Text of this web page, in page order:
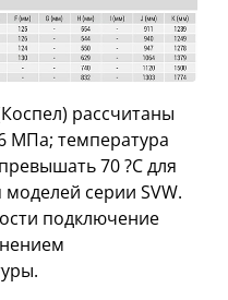
рассчитаны
МПа; температура
70 ?C для
моделей серии SVW.
подключение